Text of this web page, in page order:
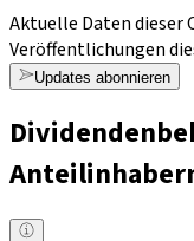
Aktuelle Daten dieser
Veröffentlichungen
Updates abonnieren